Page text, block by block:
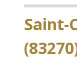
Saint-Cyr-sur-Mer